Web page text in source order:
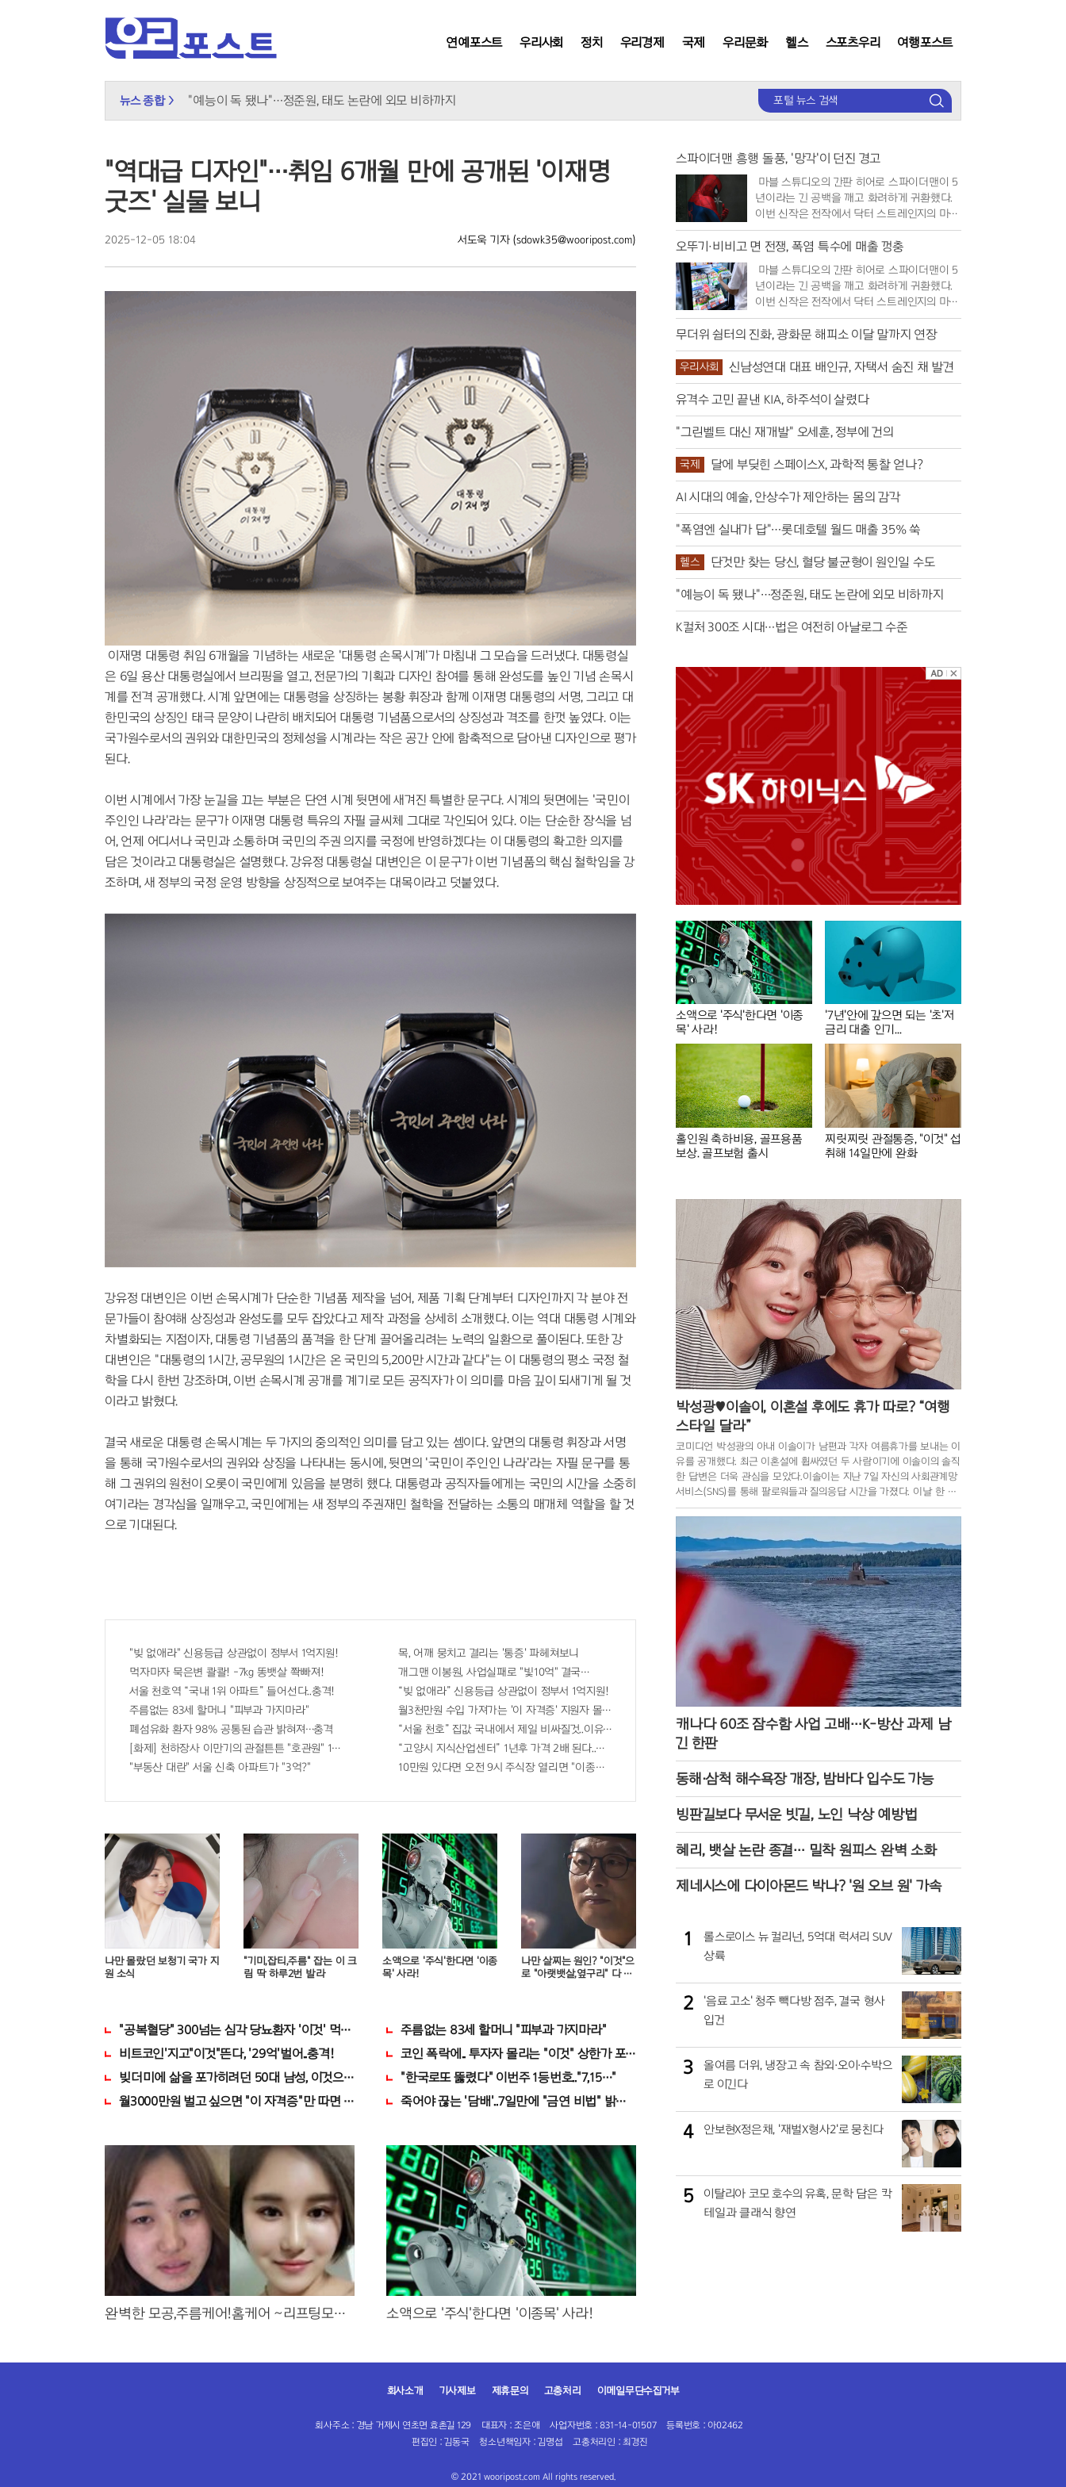
검
색
연예포스트 우리사회 정치 우리경제 국제 우리문화 헬스 스포츠우리 여행포스트
뉴스 종합 >
장가현, 현영 연기에 돌직구 "속에 악 없어"
"예능이 독 됐나"…정준원, 태도 논란에 외모 비하까지
키스 오브 라이프, 성숙해진 여름으로 컴백
신남성연대 대표 배인규, 자택서 숨진 채 발견
온열질환자 2200명 돌파…기록적 폭염 인명피해
"그린벨트 대신 재개발" 오세훈, 정부에 건의
국민의힘, 선관위 직무대행 '특검 1호 수사' 촉구
이재명 귀국하자마자 '데드크로스', 거부권이 분수령
K컬처 300조 시대…법은 여전히 아날로그 수준
루프탑 풀서 즐기는 라면, L7 홍대 이색 협업
트럼프의 중동 평화 로드맵, 네타냐후가 걷어찬 이유
AI 시대의 예술, 안상수가 제안하는 몸의 감각
질투와 파멸의 기타 리프, 고전 비극 록으로 부활
7500장 타일의 마법, 전혁림미술관이 된 생가터
스파이더맨 흥행 돌풍, '망각'이 던진 경고
단것만 찾는 당신, 혈당 불균형이 원인일 수도
내 몸 망치는 만성염증, 항염 식품 5가지로 해결
유격수 고민 끝낸 KIA, 하주석이 살렸다
파도 파도 괴담, 문진희 전 위원장 전면 수사 불가피
데뷔골 아이아스 합격점, 제주의 창은 날카로웠다
"폭염엔 실내가 답"…롯데호텔 월드 매출 35% 쑥
"BTS 굿즈 찾아 한국행" 리커머스 성지순례
통영 가면 꼭 봐야 할 낙조, 달아공원 새 단장
장가현, 현영 연기에 돌직구 "속에 악 없어"
"역대급 디자인"…취임 6개월 만에 공개된 '이재명
굿즈' 실물 보니
2025-12-05 18:04 서도욱 기자 (sdowk35@wooripost.com)
이재명 대통령 취임 6개월을 기념하는 새로운 '대통령 손목시계'가 마침내 그 모습을 드러냈다. 대통령실
은 6일 용산 대통령실에서 브리핑을 열고, 전문가의 기획과 디자인 참여를 통해 완성도를 높인 기념 손목시
계를 전격 공개했다. 시계 앞면에는 대통령을 상징하는 봉황 휘장과 함께 이재명 대통령의 서명, 그리고 대
한민국의 상징인 태극 문양이 나란히 배치되어 대통령 기념품으로서의 상징성과 격조를 한껏 높였다. 이는
국가원수로서의 권위와 대한민국의 정체성을 시계라는 작은 공간 안에 함축적으로 담아낸 디자인으로 평가
된다.
이번 시계에서 가장 눈길을 끄는 부분은 단연 시계 뒷면에 새겨진 특별한 문구다. 시계의 뒷면에는 '국민이
주인인 나라'라는 문구가 이재명 대통령 특유의 자필 글씨체 그대로 각인되어 있다. 이는 단순한 장식을 넘
어, 언제 어디서나 국민과 소통하며 국민의 주권 의지를 국정에 반영하겠다는 이 대통령의 확고한 의지를
담은 것이라고 대통령실은 설명했다. 강유정 대통령실 대변인은 이 문구가 이번 기념품의 핵심 철학임을 강
조하며, 새 정부의 국정 운영 방향을 상징적으로 보여주는 대목이라고 덧붙였다.
강유정 대변인은 이번 손목시계가 단순한 기념품 제작을 넘어, 제품 기획 단계부터 디자인까지 각 분야 전
문가들이 참여해 상징성과 완성도를 모두 잡았다고 제작 과정을 상세히 소개했다. 이는 역대 대통령 시계와
차별화되는 지점이자, 대통령 기념품의 품격을 한 단계 끌어올리려는 노력의 일환으로 풀이된다. 또한 강
대변인은 "대통령의 1시간, 공무원의 1시간은 온 국민의 5,200만 시간과 같다"는 이 대통령의 평소 국정 철
학을 다시 한번 강조하며, 이번 손목시계 공개를 계기로 모든 공직자가 이 의미를 마음 깊이 되새기게 될 것
이라고 밝혔다.
결국 새로운 대통령 손목시계는 두 가지의 중의적인 의미를 담고 있는 셈이다. 앞면의 대통령 휘장과 서명
을 통해 국가원수로서의 권위와 상징을 나타내는 동시에, 뒷면의 '국민이 주인인 나라'라는 자필 문구를 통
해 그 권위의 원천이 오롯이 국민에게 있음을 분명히 했다. 대통령과 공직자들에게는 국민의 시간을 소중히
여기라는 경각심을 일깨우고, 국민에게는 새 정부의 주권재민 철학을 전달하는 소통의 매개체 역할을 할 것
으로 기대된다.
"빚 없애라" 신용등급 상관없이 정부서 1억지원!
먹자마자 묵은변 콸콸! -7kg 똥뱃살 쫙빠져!
서울 천호역 “국내 1위 아파트” 들어선다..충격!
주름없는 83세 할머니 "피부과 가지마라"
폐섬유화 환자 98% 공통된 습관 밝혀져…충격
[화제] 천하장사 이만기의 관절튼튼 "호관원" 100%당첨 혜택 난리나!!
"부동산 대란" 서울 신축 아파트가 "3억?"
목, 어깨 뭉치고 결리는 '통증' 파헤쳐보니
개그맨 이봉원, 사업실패로 "빛10억" 결국…
“빚 없애라” 신용등급 상관없이 정부서 1억지원!
월3천만원 수입 가져가는 '이 자격증' 지원자 몰려!
“서울 천호” 집값 국내에서 제일 비싸질것..이유는?
“고양시 지식산업센터” 1년후 가격 2배 된다..이유는?
10만원 있다면 오전 9시 주식장 열리면 "이종목" 바
나만 몰랐던 보청기 국가 지
원 소식
"기미,잡티,주름" 잡는 이 크
림 딱 하루2번 발라
소액으로 '주식'한다면 '이종
목' 사라!
나만 살찌는 원인? "이것"으
로 "아랫뱃살,옆구리" 다 빠
"공복혈당" 300넘는 심각 당뇨환자 '이것' 먹자마자..바로
비트코인'지고"이것"뜬다, '29억'벌어..충격!
빚더미에 삶을 포가히려던 50대 남성, 이것으로 인생역전
월3000만원 벌고 싶으면 "이 자격증"만 따면 된다.
주름없는 83세 할머니 "피부과 가지마라"
코인 폭락에.. 투자자 몰리는 "이것" 상한가 포착해! 미리 투자..
"한국로또 뚫렸다" 이번주 1등번호.."7,15…"
죽어야 끊는 '담배'..7일만에 "금연 비법" 밝혀져 충격!
완벽한 모공,주름케어!홈케어 ~리프팅모공
소액으로 '주식'한다면 '이종목' 사라!
스파이더맨 흥행 돌풍, '망각'이 던진 경고
마블 스튜디오의 간판 히어로 스파이더맨이 5
년이라는 긴 공백을 깨고 화려하게 귀환했다.
이번 신작은 전작에서 닥터 스트레인지의 마법
으로 인해 세상 모든 이들의 기억 속에..
오뚜기·비비고 면 전쟁, 폭염 특수에 매출 껑충
마블 스튜디오의 간판 히어로 스파이더맨이 5
년이라는 긴 공백을 깨고 화려하게 귀환했다.
이번 신작은 전작에서 닥터 스트레인지의 마법
으로 인해 세상 모든 이들의 기억 속에..
무더위 쉼터의 진화, 광화문 해피소 이달 말까지 연장
우리사회 신남성연대 대표 배인규, 자택서 숨진 채 발견
유격수 고민 끝낸 KIA, 하주석이 살렸다
"그린벨트 대신 재개발" 오세훈, 정부에 건의
국제 달에 부딪힌 스페이스X, 과학적 통찰 얻나?
AI 시대의 예술, 안상수가 제안하는 몸의 감각
"폭염엔 실내가 답"…롯데호텔 월드 매출 35% 쑥
헬스 단것만 찾는 당신, 혈당 불균형이 원인일 수도
"예능이 독 됐나"…정준원, 태도 논란에 외모 비하까지
K컬처 300조 시대…법은 여전히 아날로그 수준
소액으로 '주식'한다면 '이종
목' 사라!
'7년'안에 갚으면 되는 '초'저
금리 대출 인기...
홀인원 축하비용, 골프용품
보상. 골프보험 출시
찌릿찌릿 관절통증, "이것" 섭
취해 14일만에 완화
박성광♥이솔이, 이혼설 후에도 휴가 따로? “여행
스타일 달라”
코미디언 박성광의 아내 이솔이가 남편과 각자 여름휴가를 보내는 이
유를 공개했다. 최근 이혼설에 휩싸였던 두 사람이기에 이솔이의 솔직
한 답변은 더욱 관심을 모았다.이솔이는 지난 7일 자신의 사회관계망
서비스(SNS)를 통해 팔로워들과 질의응답 시간을 가졌다. 이날 한 누
리꾼이 여름휴가 계획을 묻자, 이솔이는 “사실 당장은 계
캐나다 60조 잠수함 사업 고배…K-방산 과제 남
긴 한판
동해·삼척 해수욕장 개장, 밤바다 입수도 가능
빙판길보다 무서운 빗길, 노인 낙상 예방법
혜리, 뱃살 논란 종결… 밀착 원피스 완벽 소화
제네시스에 다이아몬드 박나? '원 오브 원' 가속
1
롤스로이스 뉴 컬리넌, 5억대 럭셔리 SUV
상륙
2
'음료 고소' 청주 빽다방 점주, 결국 형사
입건
3
올여름 더위, 냉장고 속 참외·오이·수박으
로 이긴다
4 안보현X정은채, '재벌X형사2'로 뭉친다
5
이탈리아 코모 호수의 유혹, 문학 담은 칵
테일과 클래식 향연
회사소개 기사제보 제휴문의 고충처리 이메일무단수집거부
회사주소 : 경남 거제시 연초면 효촌길 129 대표자 : 조은애 사업자번호 : 831-14-01507
등록번호 : 아02462
편집인 : 김동국
청소년책임자 : 김명섭 고충처리인 : 최경진
© 2021 wooripost.com All rights reserved.